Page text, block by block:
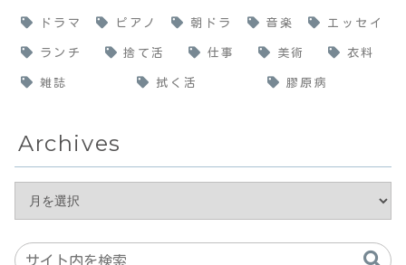
ドラマ ピアノ 朝ドラ 音楽 エッセイ
ランチ 捨て活 仕事 美術 衣料
雑誌 拭く活 膠原病
Archives